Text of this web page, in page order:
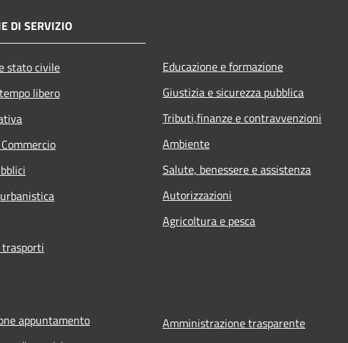
DI SERVIZIO
stato civile
libero
Educazione e formazione
Giustizia e sicurezza pubblica
Tributi,finanze e contravvenzioni
Ambiente
Salute, benessere e assistenza
Autorizzazioni
Agricoltura e pesca
appuntamento
Amministrazione trasparente